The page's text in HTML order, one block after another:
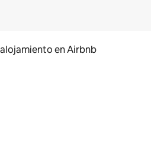
en Airbnb